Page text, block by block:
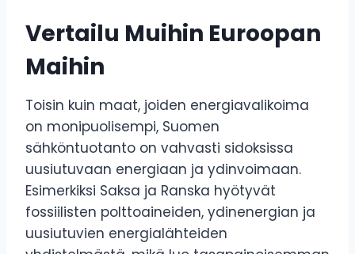
Vertailu Muihin Euroopan
Maihin
Toisin kuin maat, joiden energiavalikoima
on monipuolisempi, Suomen
sähköntuotanto on vahvasti sidoksissa
uusiutuvaan energiaan ja ydinvoimaan.
Esimerkiksi Saksa ja Ranska hyötyvät
fossiilisten polttoaineiden, ydinenergian ja
uusiutuvien energialähteiden